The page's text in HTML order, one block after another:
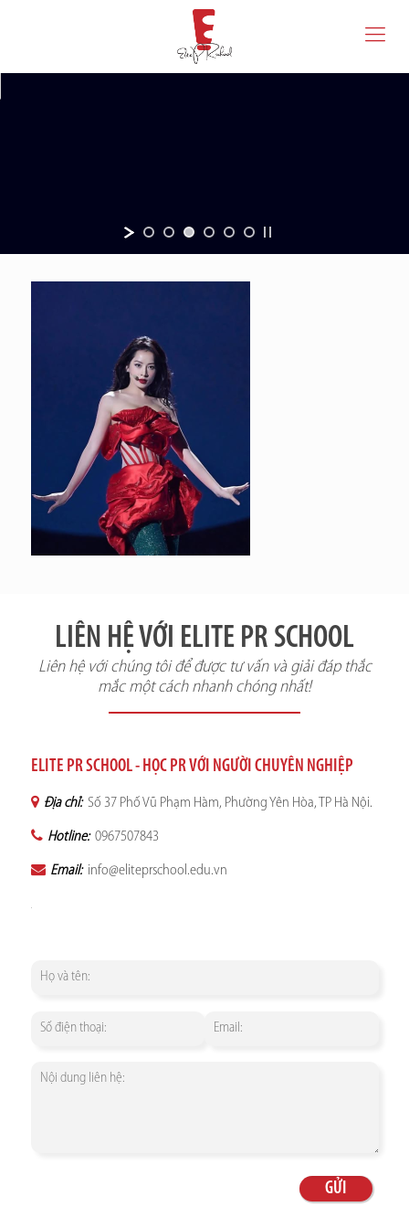
LIÊN HỆ VỚI ELITE PR SCHOOL
Liên hệ với chúng tôi để được tư vấn và giải đáp thắc
mắc một cách nhanh chóng nhất!
ELITE PR SCHOOL - HỌC PR VỚI NGƯỜI CHUYÊN NGHIỆP
Địa chỉ: Số 37 Phố Vũ Phạm Hàm, Phường Yên Hòa, TP Hà Nội.
Hotline: 0967507843
Email: info@eliteprschool.edu.vn